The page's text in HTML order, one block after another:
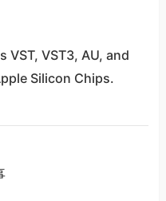
VST, VST3, AU, and
Silicon Chips.